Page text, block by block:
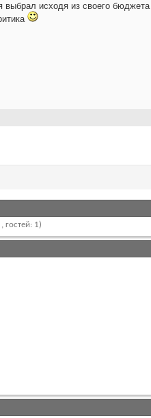
выбрал исходя из своего бюджета
гостей: 1)